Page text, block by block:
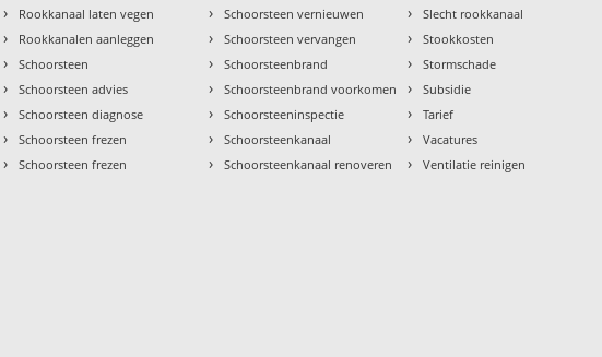
› Rookkanaal laten vegen
› Rookkanalen aanleggen
› Schoorsteen
› Schoorsteen advies
› Schoorsteen diagnose
› Schoorsteen frezen
› Schoorsteen frezen
› Schoorsteen vernieuwen
› Schoorsteen vervangen
› Schoorsteenbrand
› Schoorsteenbrand voorkomen
› Schoorsteeninspectie
› Schoorsteenkanaal
› Schoorsteenkanaal renoveren
› Slecht rookkanaal
› Stookkosten
› Stormschade
› Subsidie
› Tarief
› Vacatures
› Ventilatie reinigen